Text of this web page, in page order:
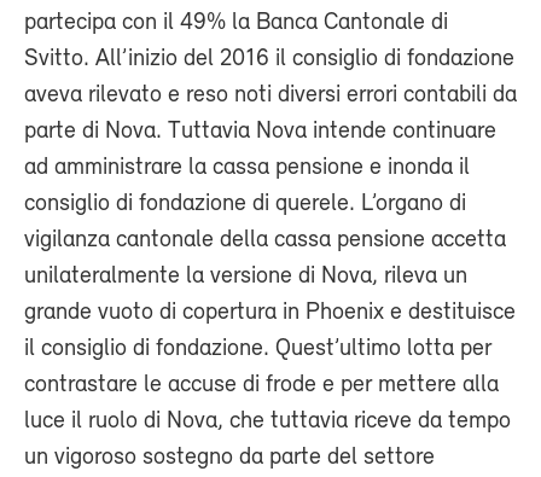
partecipa con il 49% la Banca Cantonale di
Svitto. All’inizio del 2016 il consiglio di fondazione
aveva rilevato e reso noti diversi errori contabili da
parte di Nova. Tuttavia Nova intende continuare
ad amministrare la cassa pensione e inonda il
consiglio di fondazione di querele. L’organo di
vigilanza cantonale della cassa pensione accetta
unilateralmente la versione di Nova, rileva un
grande vuoto di copertura in Phoenix e destituisce
il consiglio di fondazione. Quest’ultimo lotta per
contrastare le accuse di frode e per mettere alla
luce il ruolo di Nova, che tuttavia riceve da tempo
un vigoroso sostegno da parte del settore